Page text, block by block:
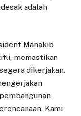
adalah
Manakib
memastikan
dikerjakan.
Kami